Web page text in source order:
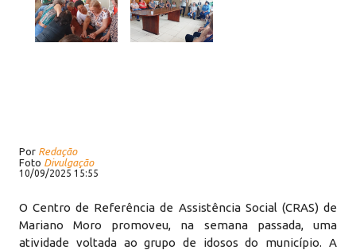
Por Redação
Foto Divulgação
10/09/2025 15:55
O Centro de Referência de Assistência Social (CRAS) de
Mariano Moro promoveu, na semana passada, uma
atividade voltada ao grupo de idosos do município. A